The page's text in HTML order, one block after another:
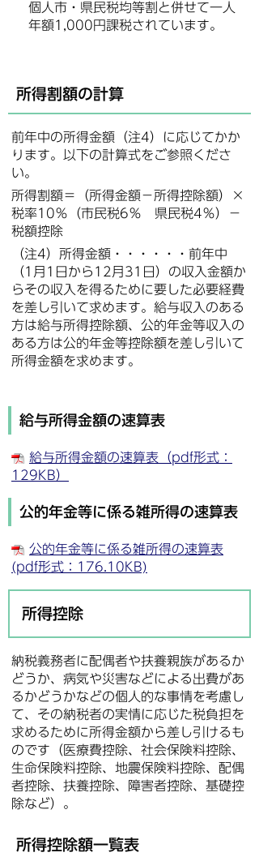
個人市・県民税均等割と併せて一人
年額1,000円課税されています。
所得割額の計算
前年中の所得金額（注4）に応じてかか
ります。以下の計算式をご参照くださ
い。
所得割額＝（所得金額－所得控除額）×
税率10％（市民税6％ 県民税4％）－
税額控除
（注4）所得金額・・・・・・前年中
（1月1日から12月31日）の収入金額か
らその収入を得るために要した必要経費
を差し引いて求めます。給与収入のある
方は給与所得控除額、公的年金等収入の
ある方は公的年金等控除額を差し引いて
所得金額を求めます。
給与所得金額の速算表
給与所得金額の速算表（pdf形式：
129KB）
公的年金等に係る雑所得の速算表
公的年金等に係る雑所得の速算表
(pdf形式：176.10KB)
所得控除
納税義務者に配偶者や扶養親族があるか
どうか、病気や災害などによる出費があ
るかどうかなどの個人的な事情を考慮し
て、その納税者の実情に応じた税負担を
求めるために所得金額から差し引けるも
のです（医療費控除、社会保険料控除、
生命保険料控除、地震保険料控除、配偶
者控除、扶養控除、障害者控除、基礎控
除など）。
所得控除額一覧表